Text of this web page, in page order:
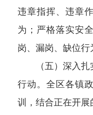
违章指挥、违章
为；严格落实安
岗、漏岗、缺位行
（五）深入扎
行动。全区各镇
训，结合正在开